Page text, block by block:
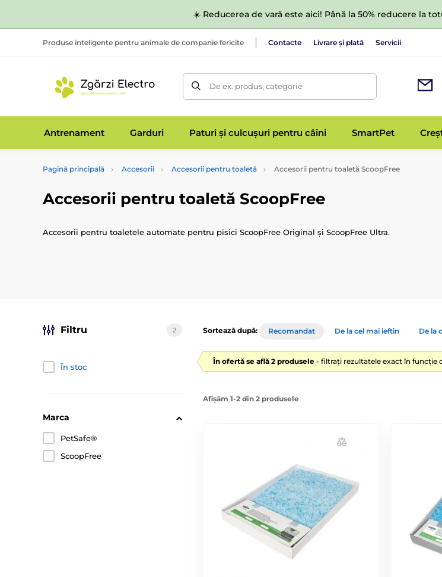
☀️ Reducerea de vară este aici! Până la 50% reducere la
Produse inteligente pentru animale de companie fericite Contacte Livrare și plată Servicii
De ex. produs, categorie
Antrenament Garduri Paturi și culcușuri pentru câini SmartPet
Pagină principală Accesorii Accesorii pentru toaletă Accesorii pentru toaletă ScoopFree
Accesorii pentru toaletă ScoopFree
Accesorii pentru toaletele automate pentru pisici ScoopFree Original și ScoopFree Ultra.
Filtru 2
În stoc
Marca
PetSafe®
ScoopFree
Sortează după: Recomandat De la cel mai ieftin De la
În ofertă se află 2 produsele - filtrați rezultatele exact în funcție
Afișăm 1-2 din 2 produsele